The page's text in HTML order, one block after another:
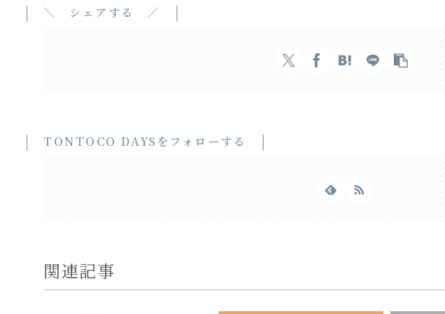
＼ シェアする ／
TONTOCO DAYSをフォローする
関連記事